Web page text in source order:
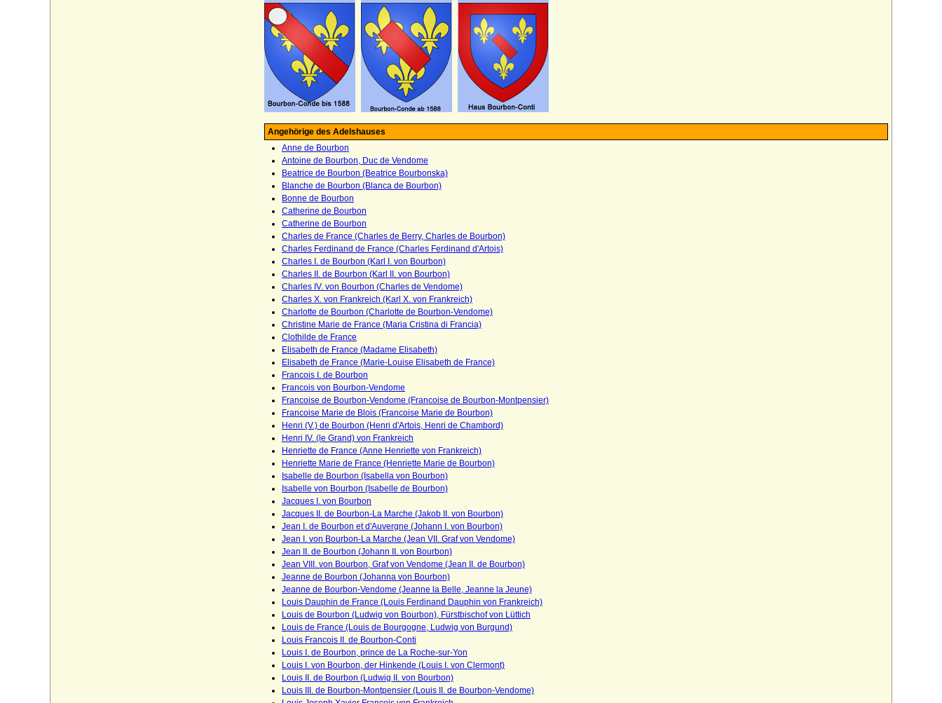
Angehörige des Adelshauses
Anne de Bourbon
Antoine de Bourbon, Duc de Vendome
Beatrice de Bourbon (Beatrice Bourbonska)
Blanche de Bourbon (Blanca de Bourbon)
Bonne de Bourbon
Catherine de Bourbon
Catherine de Bourbon
Charles de France (Charles de Berry, Charles de Bourbon)
Charles Ferdinand de France (Charles Ferdinand d'Artois)
Charles I. de Bourbon (Karl I. von Bourbon)
Charles II. de Bourbon (Karl II. von Bourbon)
Charles IV. von Bourbon (Charles de Vendome)
Charles X. von Frankreich (Karl X. von Frankreich)
Charlotte de Bourbon (Charlotte de Bourbon-Vendome)
Christine Marie de France (Maria Cristina di Francia)
Clothilde de France
Elisabeth de France (Madame Elisabeth)
Elisabeth de France (Marie-Louise Elisabeth de France)
Francois I. de Bourbon
Francois von Bourbon-Vendome
Francoise de Bourbon-Vendome (Francoise de Bourbon-Montpensier)
Francoise Marie de Blois (Francoise Marie de Bourbon)
Henri (V.) de Bourbon (Henri d'Artois, Henri de Chambord)
Henri IV. (le Grand) von Frankreich
Henriette de France (Anne Henriette von Frankreich)
Henriette Marie de France (Henriette Marie de Bourbon)
Isabelle de Bourbon (Isabella von Bourbon)
Isabelle von Bourbon (Isabelle de Bourbon)
Jacques I. von Bourbon
Jacques II. de Bourbon-La Marche (Jakob II. von Bourbon)
Jean I. de Bourbon et d'Auvergne (Johann I. von Bourbon)
Jean I. von Bourbon-La Marche (Jean VII. Graf von Vendome)
Jean II. de Bourbon (Johann II. von Bourbon)
Jean VIII. von Bourbon, Graf von Vendome (Jean II. de Bourbon)
Jeanne de Bourbon (Johanna von Bourbon)
Jeanne de Bourbon-Vendome (Jeanne la Belle, Jeanne la Jeune)
Louis Dauphin de France (Louis Ferdinand Dauphin von Frankreich)
Louis de Bourbon (Ludwig von Bourbon), Fürstbischof von Lüttich
Louis de France (Louis de Bourgogne, Ludwig von Burgund)
Louis Francois II. de Bourbon-Conti
Louis I. de Bourbon, prince de La Roche-sur-Yon
Louis I. von Bourbon, der Hinkende (Louis I. von Clermont)
Louis II. de Bourbon (Ludwig II. von Bourbon)
Louis III. de Bourbon-Montpensier (Louis II. de Bourbon-Vendome)